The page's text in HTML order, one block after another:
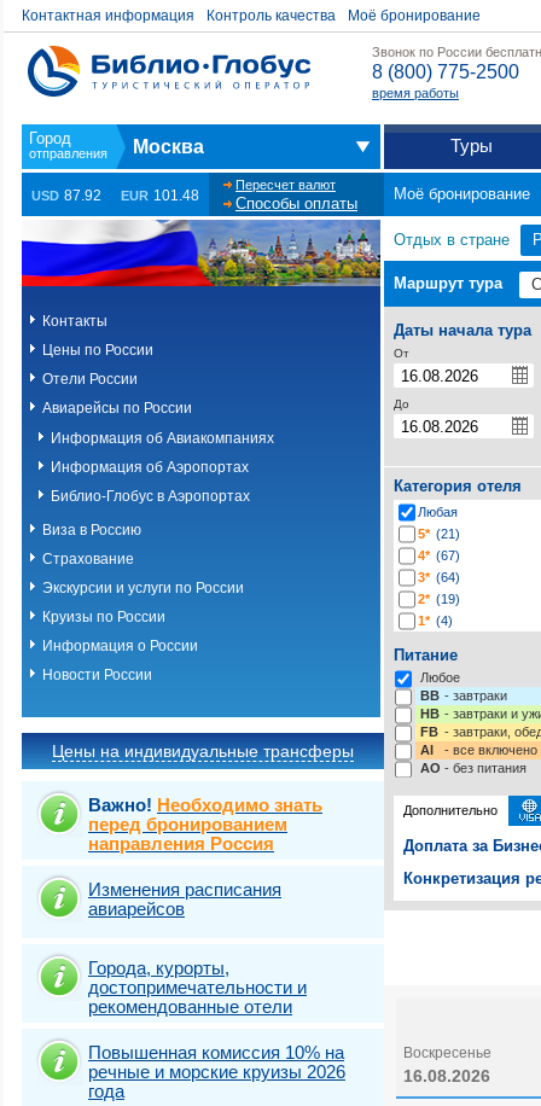
Контактная информация Контроль качества Моё бронирование
Звонок по России
8 (800) 775-2500
время работы
Москва Туры
USD 87.92 EUR 101.48
Пересчет валют
Способы оплаты
Моё бронирование
Контакты
Цены по России
Отели России
Авиарейсы по России
Информация об Авиакомпаниях
Информация об Аэропортах
Библио-Глобус в Аэропортах
Виза в Россию
Страхование
Экскурсии и услуги по России
Круизы по России
Информация о России
Новости России
Цены на индивидуальные трансферы
Важно! Необходимо знать
перед бронированием
направления Россия
Изменения расписания
авиарейсов
Города, курорты,
достопримечательности и
рекомендованные отели
Повышенная комиссия 10% на
речные и морские круизы 2026
года
Отдых в стране
Маршрут тура
Даты начала тура
От
До
Категория отеля
Любая
5* (21)
4* (67)
3* (64)
2* (19)
1* (4)
Питание
Любое
BB - завтраки
HB - завтраки и
FB - завтраки,
AI
- все включено
AO - без питания
Дополнительно
Доплата за
Конкретизация
Воскресенье
16.08.2026